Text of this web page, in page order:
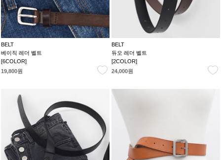
BELT
베이직 레더 벨트
[6COLOR]
19,800원
BELT
듀오 레더 벨트
[2COLOR]
24,000원